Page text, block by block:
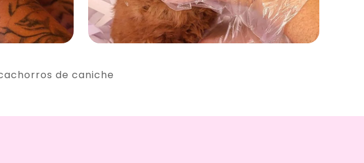
de caniche